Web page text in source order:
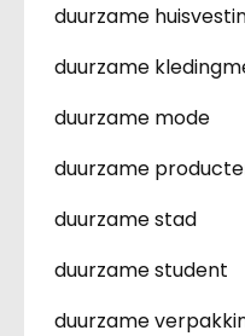
duurzame
duurzame
duurzame mode
duurzame
duurzame stad
duurzame student
duurzame